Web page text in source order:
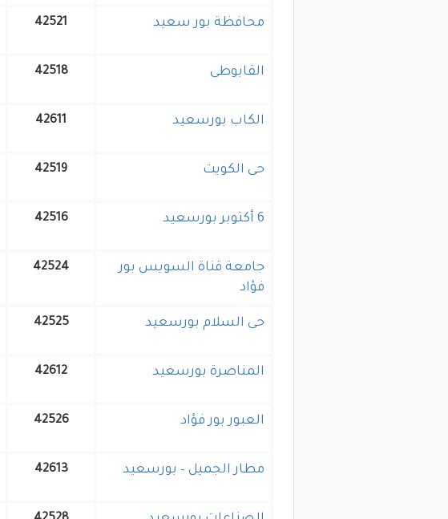
محافظة بور سعيد 42521
القابوطى 42518
الكاب بورسعيد 42611
حى الكويت 42519
6 أكتوبر بورسعيد 42516
جامعة قناة السويس بور
فؤاد
42524
حى السلام بورسعيد 42525
المناصرة بورسعيد 42612
العبور بور فؤاد 42526
مطار الجميل – بورسعيد 42613